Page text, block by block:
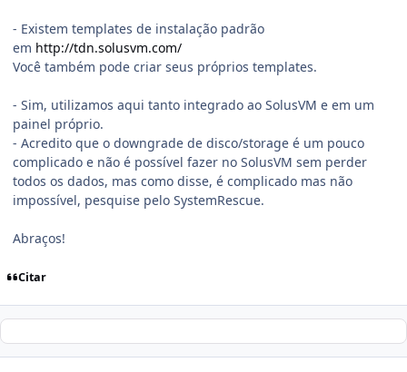
- Existem templates de instalação padrão
em http://tdn.solusvm.com/
Você também pode criar seus próprios templates.
- Sim, utilizamos aqui tanto integrado ao SolusVM e em um
painel próprio.
- Acredito que o downgrade de disco/storage é um pouco
complicado e não é possível fazer no SolusVM sem perder
todos os dados, mas como disse, é complicado mas não
impossível, pesquise pelo SystemRescue.
Abraços!
Citar